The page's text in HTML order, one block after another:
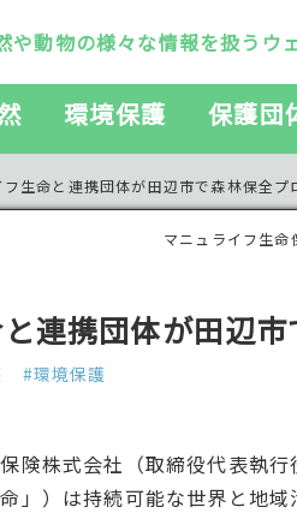
や動物の様々な情報を扱うウ
環境保護 保護団
フ生命と連携団体が田辺市で森林保全プ
マニュライフ生命
連携団体が田辺
#環境保護
険株式会社（取締役代表執
」）は持続可能な世界と地